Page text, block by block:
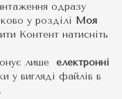
одразу
у розділі Моя
Контент натисніть
лише електронні
у вигляді файлів в